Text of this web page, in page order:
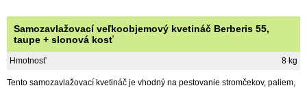
Samozavlažovací veľkoobjemový kvetináč Berberis 55,
taupe + slonová kosť
Hmotnosť 8 kg
Tento samozavlažovací kvetináč je vhodný na pestovanie stromčekov, paliem,